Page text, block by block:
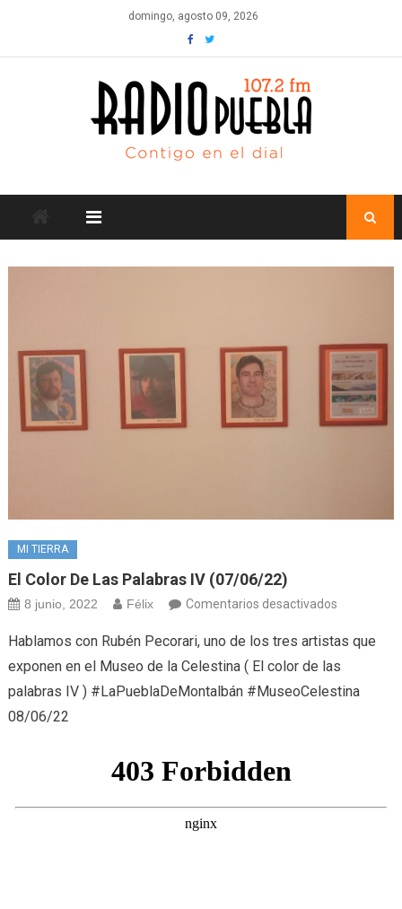
content
domingo, agosto 09, 2026
MI TIERRA
El Color De Las Palabras IV (07/06/22)
8 junio, 2022 Félix Comentarios desactivadosen
color
de
las
Hablamos con Rubén Pecorari, uno de los tres artistas que
exponen en el Museo de la Celestina ( El color de las
palabras IV ) #LaPueblaDeMontalbán #MuseoCelestina
08/06/22